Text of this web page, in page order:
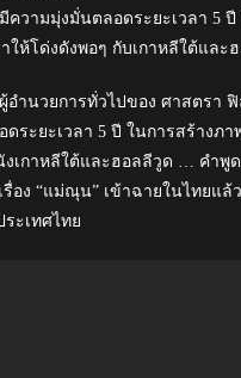
วามมุ่งมั่นตลอดระยะเวลา 5 ปี
ห้โด่งดังพอๆ กับเกาหลีใต้และ
ำนวยการทั่วไปของ ศาสตรา
ดระยะเวลา 5 ปี ในการสร้างภ
งเกาหลีใต้และฮอลลีวูด … คำพู
อง “แม่ณุน” เข้าฉายในไทยแล้
ะเทศไทย